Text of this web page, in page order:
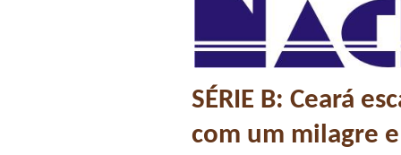
SÉRIE B: Ceará
com um milagre